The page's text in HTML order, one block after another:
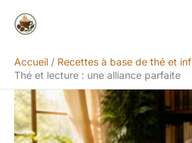
Accueil
Recettes à base de thé et
Thé et lecture : une alliance parfaite